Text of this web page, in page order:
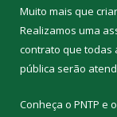
Muito mais que
Realizamos uma
contrato que todas
pública serão
Conheça o PNTP e o